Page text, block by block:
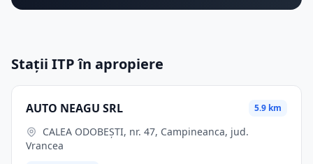
Stații ITP în apropiere
AUTO NEAGU SRL 5.9 km
Vrancea